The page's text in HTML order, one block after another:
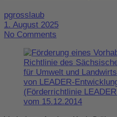
pgrosslaub
1. August 2025
No Comments